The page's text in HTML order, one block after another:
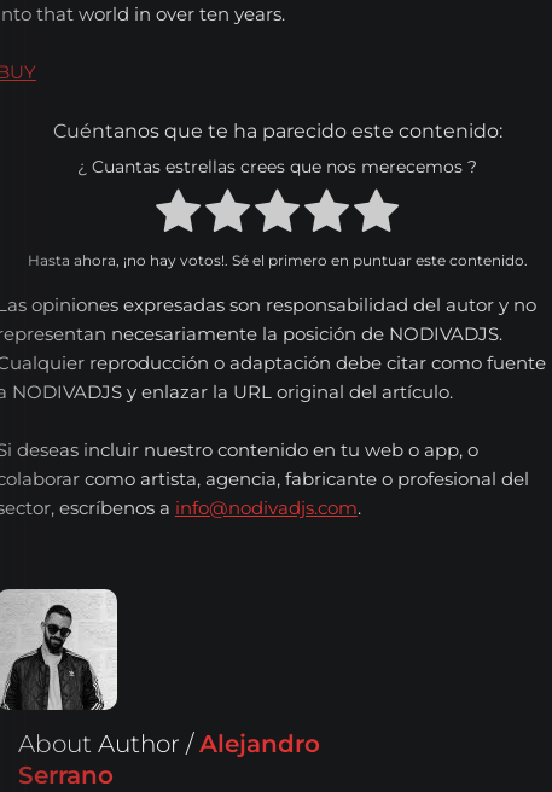
that world in over ten years.
Cuéntanos que te ha parecido este contenido:
¿ Cuantas estrellas crees que nos merecemos ?
Hasta ahora, ¡no hay votos!. Sé el primero en puntuar este contenido.
opiniones expresadas son responsabilidad del autor y no
necesariamente la posición de NODIVADJS.
reproducción o adaptación debe citar como fuente
NODIVADJS y enlazar la URL original del artículo.
deseas incluir nuestro contenido en tu web o app, o
como artista, agencia, fabricante o profesional del
escríbenos a info@nodivadjs.com.
About Author /Alejandro
Serrano